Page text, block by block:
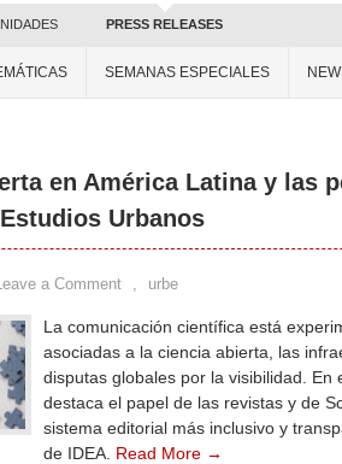
PRESS RELEASES
SEMANAS ESPECIALES
en América Latina y las
Urbanos
a Comment , urbe
La comunicación científica está
asociadas a la ciencia abierta, las
disputas globales por la visibilidad. En
destaca el papel de las revistas y de
sistema editorial más inclusivo y
de IDEA. Read More →